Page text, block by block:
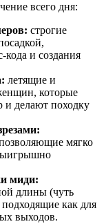
всего дня:
строгие
кода и создания
летящие и
которые
и делают походку
мягко
миди:
длины (чуть
как для
выходов.